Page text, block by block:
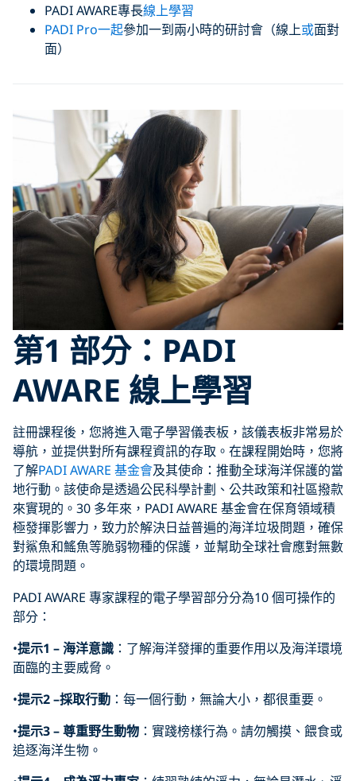
PADI AWARE專長線上學習
PADI Pro一起參加一到兩小時的研討會（線上或面對
面）
第1 部分：PADI
AWARE 線上學習
註冊課程後，您將進入電子學習儀表板，該儀表板非常易於
導航，並提供對所有課程資訊的存取。在課程開始時，您將
了解PADI AWARE 基金會及其使命：推動全球海洋保護的當
地行動。該使命是透過公民科學計劃、公共政策和社區撥款
來實現的。30 多年來，PADI AWARE 基金會在保育領域積
極發揮影響力，致力於解決日益普遍的海洋垃圾問題，確保
對鯊魚和鰩魚等脆弱物種的保護，並幫助全球社會應對無數
的環境問題。
PADI AWARE 專家課程的電子學習部分分為10 個可操作的
部分：
•提示1 –海洋意識 ：了解海洋發揮的重要作用以及海洋環境
面臨的主要威脅。
•提示2 –採取行動 ：每一個行動，無論大小，都很重要。
•提示3 –尊重野生動物 ：實踐榜樣行為。請勿觸摸、餵食或
追逐海洋生物。